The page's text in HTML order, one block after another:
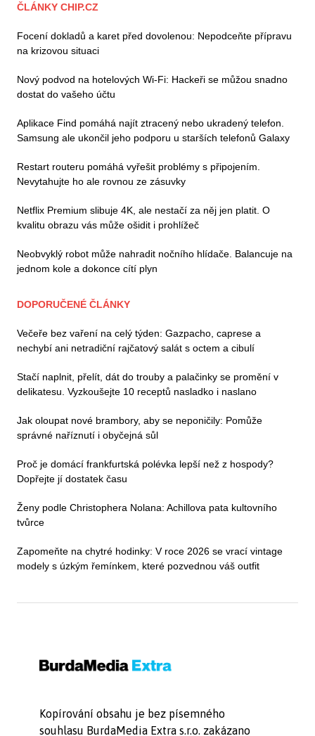
ČLÁNKY CHIP.CZ
Focení dokladů a karet před dovolenou: Nepodceňte přípravu
na krizovou situaci
Nový podvod na hotelových Wi-Fi: Hackeři se můžou snadno
dostat do vašeho účtu
Aplikace Find pomáhá najít ztracený nebo ukradený telefon.
Samsung ale ukončil jeho podporu u starších telefonů Galaxy
Restart routeru pomáhá vyřešit problémy s připojením.
Nevytahujte ho ale rovnou ze zásuvky
Netflix Premium slibuje 4K, ale nestačí za něj jen platit. O
kvalitu obrazu vás může ošidit i prohlížeč
Neobvyklý robot může nahradit nočního hlídače. Balancuje na
jednom kole a dokonce cítí plyn
DOPORUČENÉ ČLÁNKY
Večeře bez vaření na celý týden: Gazpacho, caprese a
nechybí ani netradiční rajčatový salát s octem a cibulí
Stačí naplnit, přelít, dát do trouby a palačinky se promění v
delikatesu. Vyzkoušejte 10 receptů nasladko i naslano
Jak oloupat nové brambory, aby se neponičily: Pomůže
správné naříznutí i obyčejná sůl
Proč je domácí frankfurtská polévka lepší než z hospody?
Dopřejte jí dostatek času
Ženy podle Christophera Nolana: Achillova pata kultovního
tvůrce
Zapomeňte na chytré hodinky: V roce 2026 se vrací vintage
modely s úzkým řemínkem, které pozvednou váš outfit
Kopírování obsahu je bez písemného
souhlasu BurdaMedia Extra s.r.o. zakázano